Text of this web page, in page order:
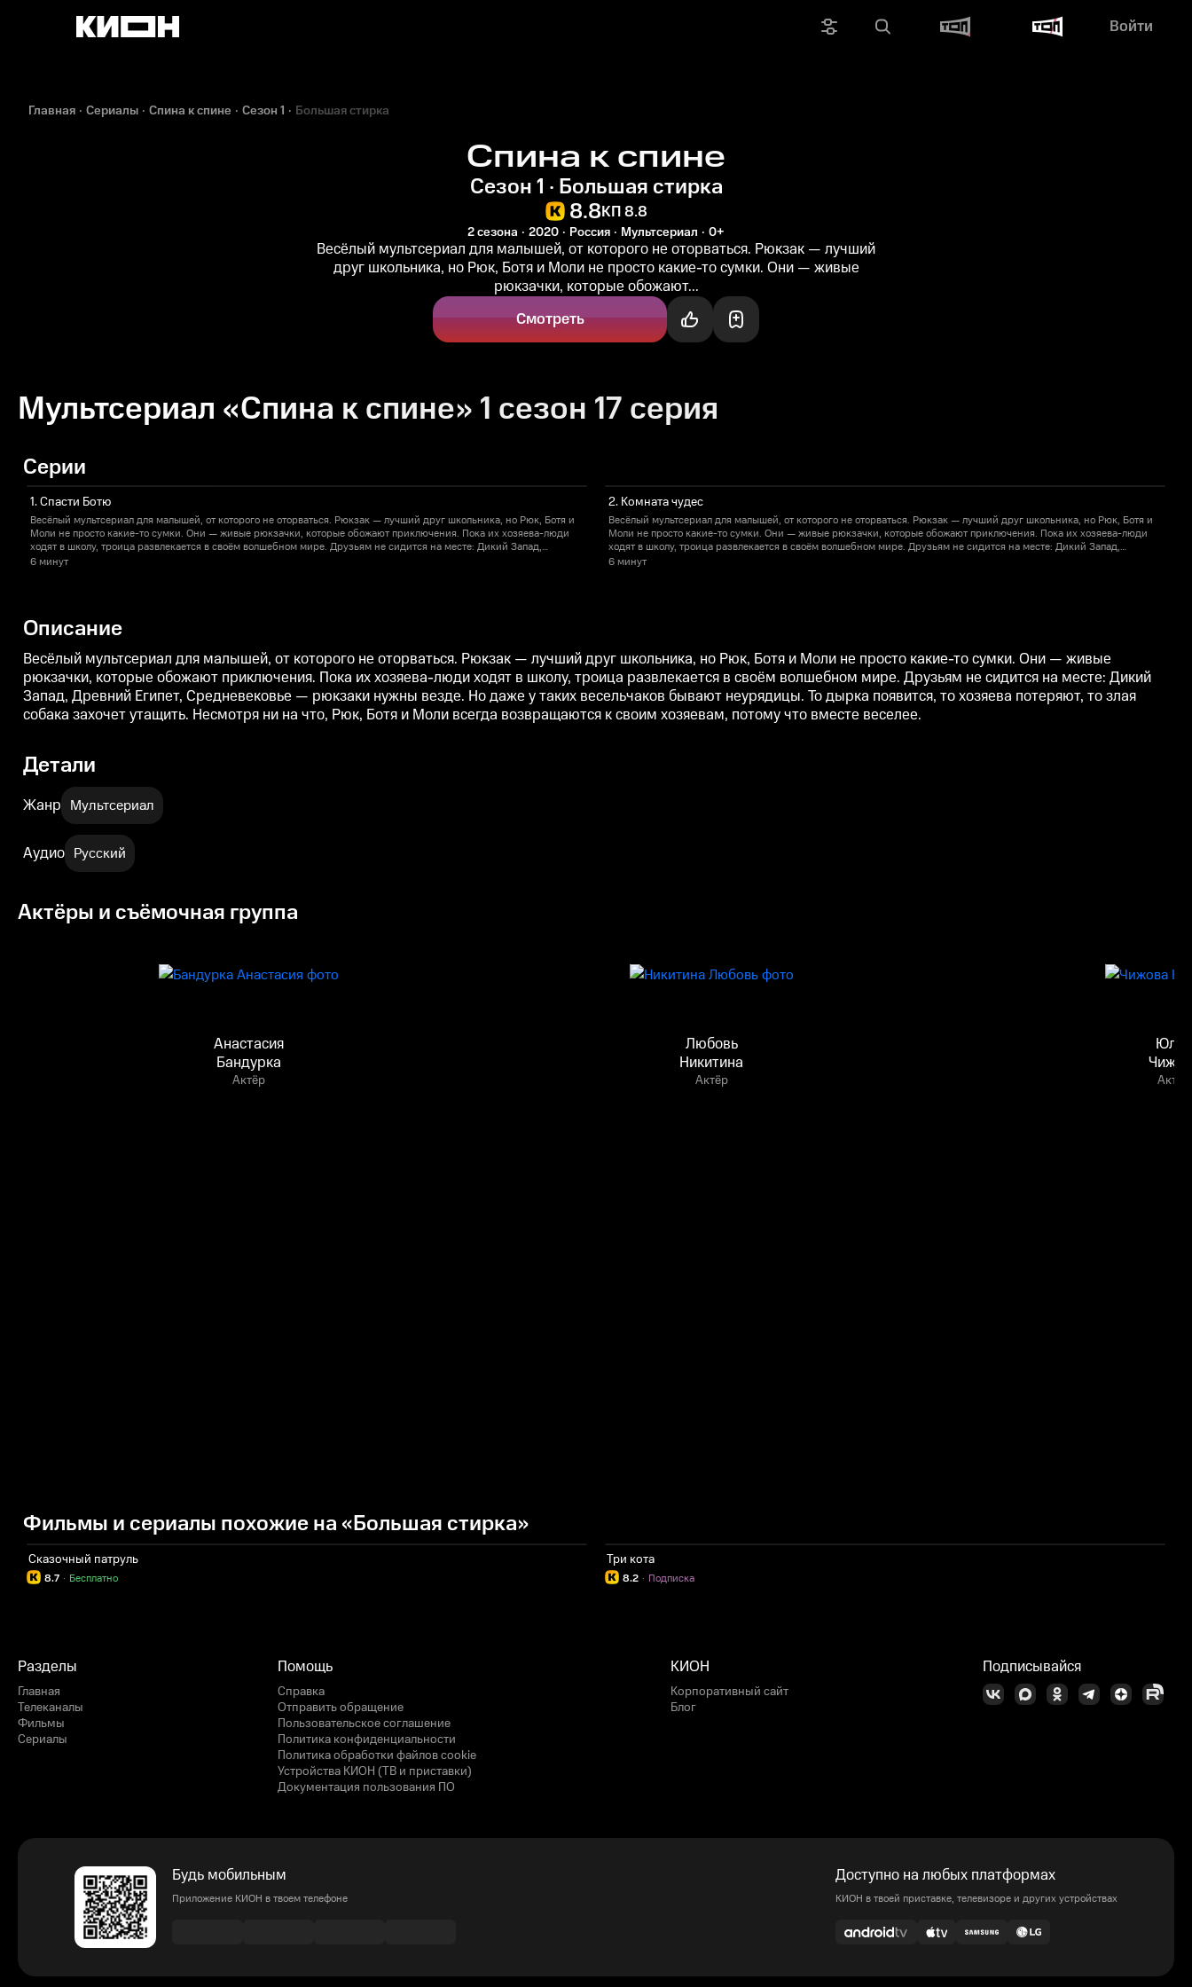
Войти
Главная Сериалы Спина к спине Сезон 1 Большая стирка
Спина к спине
Сезон 1 · Большая стирка
8.8КП 8.8
2 сезона 2020 Россия Мультсериал 0+
Весёлый мультсериал для малышей, от которого не оторваться. Рюкзак — лучший
друг школьника, но Рюк, Ботя и Моли не просто какие-то сумки. Они — живые
рюкзачки, которые обожают...
Смотреть
Мультсериал «Спина к спине» 1 сезон 17 серия
Серии
1. Спасти Ботю
Весёлый мультсериал для малышей, от которого не оторваться. Рюкзак — лучший друг школьника, но Рюк, Ботя и
Моли не просто какие-то сумки. Они — живые рюкзачки, которые обожают приключения. Пока их хозяева-люди
ходят в школу, троица развлекается в своём волшебном мире. Друзьям не сидится на месте: Дикий Запад,
Древний Египет, Средневековье — рюкзаки нужны везде. Но даже у таких весельчаков бывают неурядицы. То
6 минут
2. Комната чудес
Весёлый мультсериал для малышей, от которого не оторваться. Рюкзак — лучший друг школьника, но Рюк, Ботя и
Моли не просто какие-то сумки. Они — живые рюкзачки, которые обожают приключения. Пока их хозяева-люди
ходят в школу, троица развлекается в своём волшебном мире. Друзьям не сидится на месте: Дикий Запад,
Древний Египет, Средневековье — рюкзаки нужны везде. Но даже у таких весельчаков бывают неурядицы. То
6 минут
Описание
Весёлый мультсериал для малышей, от которого не оторваться. Рюкзак — лучший друг школьника, но Рюк, Ботя и Моли не просто какие-то сумки. Они — живые
рюкзачки, которые обожают приключения. Пока их хозяева-люди ходят в школу, троица развлекается в своём волшебном мире. Друзьям не сидится на месте: Дикий
Запад, Древний Египет, Средневековье — рюкзаки нужны везде. Но даже у таких весельчаков бывают неурядицы. То дырка появится, то хозяева потеряют, то злая
собака захочет утащить. Несмотря ни на что, Рюк, Ботя и Моли всегда возвращаются к своим хозяевам, потому что вместе веселее.
Детали
Жанр Мультсериал
Аудио Русский
Актёры и съёмочная группа
Анастасия
Бандурка
Актёр
Любовь
Никитина
Актёр
Юлия
Актёр
Фильмы и сериалы похожие на «Большая стирка»
Сказочный патруль
8.7 Бесплатно
·
Три кота
8.2 Подписка
·
Разделы
Главная
Телеканалы
Фильмы
Сериалы
Помощь
Справка
Отправить обращение
Пользовательское соглашение
Политика конфиденциальности
Политика обработки файлов cookie
Устройства КИОН (ТВ и приставки)
Документация пользования ПО
КИОН
Корпоративный сайт
Блог
Подписывайся
Будь мобильным
Приложение КИОН в твоем телефоне
Доступно на любых платформах
КИОН в твоей приставке, телевизоре и других устройствах